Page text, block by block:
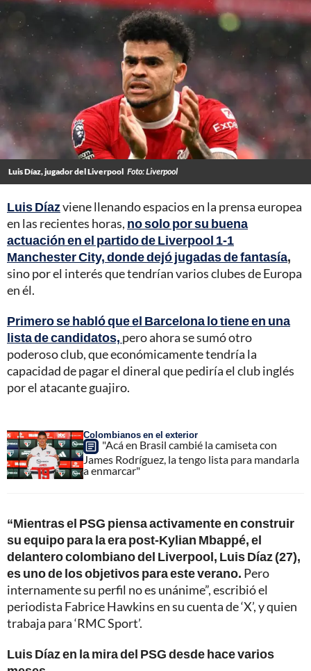
Luis Díaz, jugador del Liverpool Foto: Liverpool
Luis Díazviene llenando espacios en la prensa europea
en las recientes horas, no solo por su buena
actuación en el partido de Liverpool 1-1
Manchester City, donde dejó jugadas de fantasía,
sino por el interés que tendrían varios clubes de Europa
en él.
Primero se habló que el Barcelona lo tiene en una
lista de candidatos, pero ahora se sumó otro
poderoso club, que económicamente tendría la
capacidad de pagar el dineral que pediría el club inglés
por el atacante guajiro.
Colombianos en el exterior
"Acá en Brasil cambié la camiseta con
James Rodríguez, la tengo lista para mandarla
a enmarcar"
“Mientras el PSG piensa activamente en construir
su equipo para la era post-Kylian Mbappé, el
delantero colombiano del Liverpool, Luis Díaz (27),
es uno de los objetivos para este verano. Pero
internamente su perfil no es unánime”, escribió el
periodista Fabrice Hawkins en su cuenta de ‘X’, y quien
trabaja para ‘RMC Sport’.
Luis Díaz en la mira del PSG desde hace varios